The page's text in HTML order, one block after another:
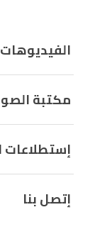
الفيديوهات
مكتبة
إستطلاعات
إتصل بنا